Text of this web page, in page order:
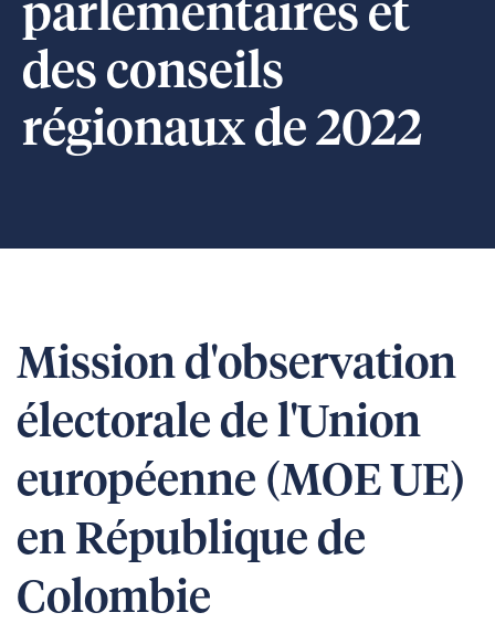
parlementaires et
des conseils
régionaux de 2022
Mission d'observation
électorale de l'Union
européenne (MOE UE)
en République de
Colombie